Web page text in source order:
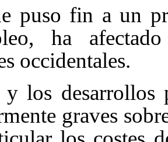
puso fin a un
ha
occidentales.
los desarrollos
graves